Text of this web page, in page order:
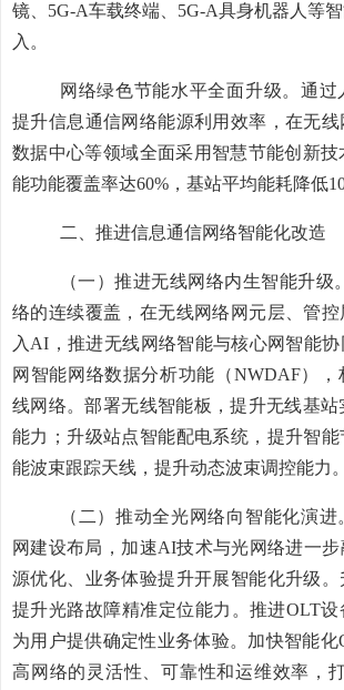
镜
5G-A车载终端、 5G-A具身机器人 等
入 。
网络绿色节能水平全面升级。 通过
提升信息通信网络能源利用效率，在无线
数据中心等领域全面采用智慧节能创新技
能功能覆盖率达60% ，基站平均能耗降低
二、 推进信息通信网络智能化改造
（一）推进无线网络内生智能升级。
络的连续覆盖， 在无线网络网元层、管控
入 AI ，推进无线网络智能与核心网智能协
网智能网络数据分析功能（NWDAF） ，
线网络。部署无线智能板，提升无线基站
能力 ；升级站点智能配电系统，提升智
能波束跟踪天线 ， 提升动态波束调控能力 。
（ 二 ）推动全光网络向智能化演进
网建设布局， 加速AI技术与光网络进一
源优化、业务体验提升开展智能化升级。
提升光路故障精准定位能力 。 推进OLT设
为用户提供确定性业务体验。加快智能化
高网络的灵活性、可靠性和运维效率，